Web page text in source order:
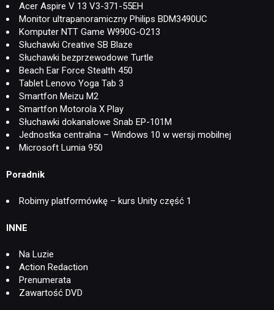
Acer Aspire V 13 V3-371-55EH
Monitor ultrapanoramiczny Philips BDM3490UC
Komputer NTT Game W990G-O213
Słuchawki Creative SB Blaze
Słuchawki bezprzewodowe Turtle
Beach Ear Force Stealth 450
Tablet Lenovo Yoga Tab 3
Smartfon Meizu M2
Smartfon Motorola X Play
Słuchawki dokanałowe Snab EP-101M
Jednostka centralna – Windows 10 w wersji mobilnej
Microsoft Lumia 950
Poradnik
Robimy platformówkę – kurs Unity część 1
INNE
Na Luzie
Action Redaction
Prenumerata
Zawartość DVD